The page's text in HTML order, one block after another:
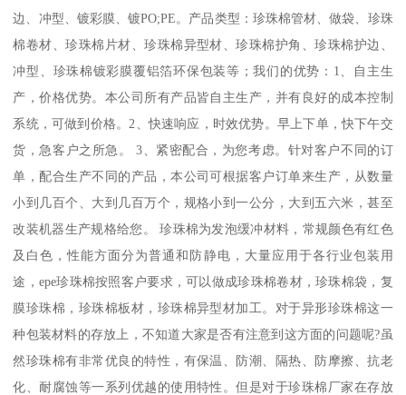
边、冲型、镀彩膜、镀PO;PE。产品类型：珍珠棉管材、做袋、珍珠
棉卷材、珍珠棉片材、珍珠棉异型材、珍珠棉护角、珍珠棉护边、
冲型、珍珠棉镀彩膜覆铝箔环保包装等；我们的优势：1、自主生
产，价格优势。本公司所有产品皆自主生产，并有良好的成本控制
系统，可做到价格。2、快速响应，时效优势。早上下单，快下午交
货，急客户之所急。 3、紧密配合，为您考虑。针对客户不同的订
单，配合生产不同的产品，本公司可根据客户订单来生产，从数量
小到几百个、大到几百万个，规格小到一公分，大到五六米，甚至
改装机器生产规格给您。 珍珠棉为发泡缓冲材料，常规颜色有红色
及白色，性能方面分为普通和防静电，大量应用于各行业包装用
途，epe珍珠棉按照客户要求，可以做成珍珠棉卷材，珍珠棉袋，复
膜珍珠棉，珍珠棉板材，珍珠棉异型材加工。对于异形珍珠棉这一
种包装材料的存放上，不知道大家是否有注意到这方面的问题呢?虽
然珍珠棉有非常优良的特性，有保温、防潮、隔热、防摩擦、抗老
化、耐腐蚀等一系列优越的使用特性。但是对于珍珠棉厂家在存放